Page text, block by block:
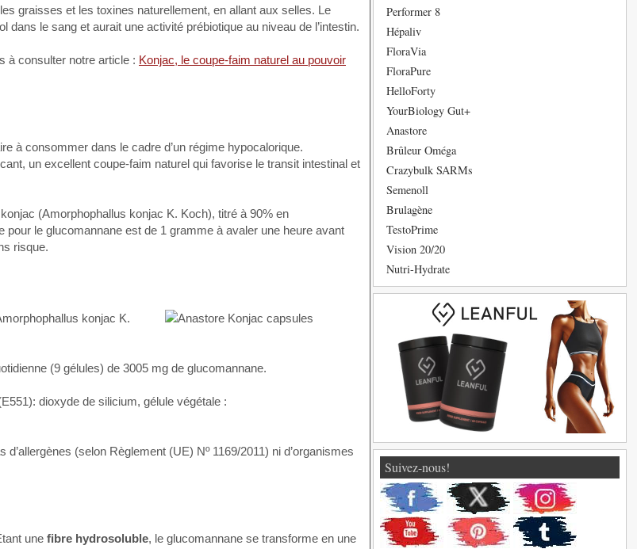
graisses et les toxines naturellement, en allant aux selles. Le
le sang et aurait une activité prébiotique au niveau de l’intestin.
à consulter notre article : Konjac, le coupe-faim naturel au pouvoir
à consommer dans le cadre d’un régime hypocalorique.
un excellent coupe-faim naturel qui favorise le transit intestinal et
(Amorphophallus konjac K. Koch), titré à 90% en
le glucomannane est de 1 gramme à avaler une heure avant
risque.
konjac K.
(9 gélules) de 3005 mg de glucomannane.
dioxyde de silicium, gélule végétale :
(selon Règlement (UE) Nº 1169/2011) ni d’organismes
une fibre hydrosoluble, le glucomannane se transforme en une
Performer 8
Hépaliv
FloraVia
FloraPure
HelloForty
YourBiology Gut+
Anastore
Brûleur Oméga
Crazybulk SARMs
Semenoll
Brulagène
TestoPrime
Vision 20/20
Nutri-Hydrate
Suivez-nous!